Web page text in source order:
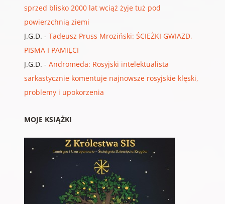
sprzed blisko 2000 lat wciąż żyje tuż pod
powierzchnią ziemi
J.G.D. - Tadeusz Pruss Mroziński: ŚCIEŻKI GWIAZD,
PISMA I PAMIĘCI
J.G.D. - Andromeda: Rosyjski intelektualista
sarkastycznie komentuje najnowsze rosyjskie klęski,
problemy i upokorzenia
MOJE KSIĄŻKI